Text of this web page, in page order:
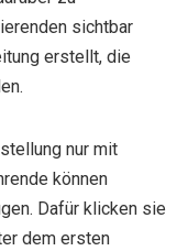
sichtbar
erstellt, die
nur mit
können
Dafür klicken sie
dem ersten